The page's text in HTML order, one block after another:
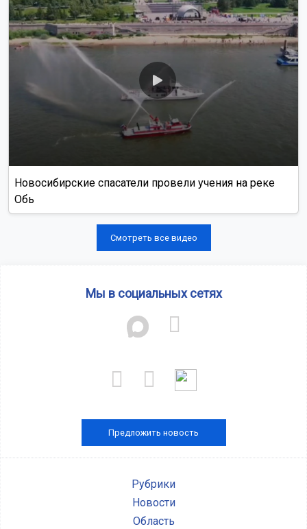
Новосибирские спасатели провели учения на реке
Обь
Смотреть все видео
Мы в социальных сетях
Предложить новость
Рубрики
Новости
Область